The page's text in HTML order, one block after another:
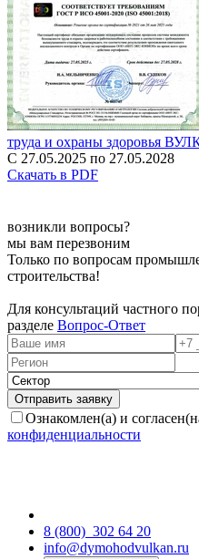
труда и охраны здоровья
С 27.05.2025 по 27.05.2028
Скачать в PDF
возникли вопросы?
мы вам перезвоним
Только по вопросам
строительства!
Для консультаций частного
разделе Вопрос-Ответ
Ознакомлен(а) и
конфиденциальности
8 (800) 302 64 20
info@dymohodvulkan.ru